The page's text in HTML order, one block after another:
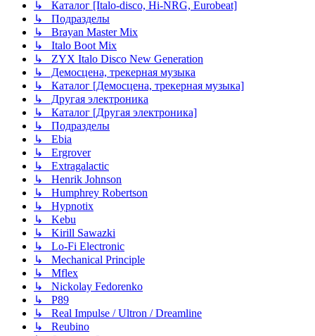
↳ Каталог [Italo-disco, Hi-NRG, Eurobeat]
↳ Подразделы
↳ Brayan Master Mix
↳ Italo Boot Mix
↳ ZYX Italo Disco New Generation
↳ Демосцена, трекерная музыка
↳ Каталог [Демосцена, трекерная музыка]
↳ Другая электроника
↳ Каталог [Другая электроника]
↳ Подразделы
↳ Ebia
↳ Ergrover
↳ Extragalactic
↳ Henrik Johnson
↳ Humphrey Robertson
↳ Hypnotix
↳ Kebu
↳ Kirill Sawazki
↳ Lo-Fi Electronic
↳ Mechanical Principle
↳ Mflex
↳ Nickolay Fedorenko
↳ P89
↳ Real Impulse / Ultron / Dreamline
↳ Reubino